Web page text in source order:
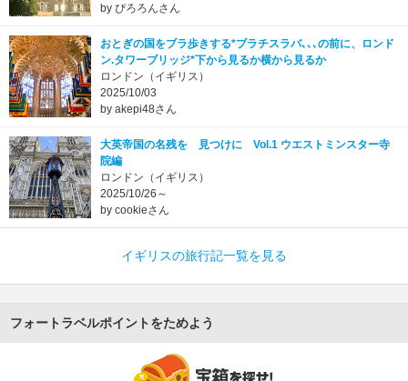
by ぴろろんさん
おとぎの国をブラ歩きする*ブラチスラバ､､､の前に、ロンド
ン.タワーブリッジ*下から見るか横から見るか
ロンドン（イギリス）
2025/10/03
by akepi48さん
大英帝国の名残を 見つけに Vol.1 ウエストミンスター寺
院編
ロンドン（イギリス）
2025/10/26～
by cookieさん
イギリスの旅行記一覧を見る
フォートラベルポイントをためよう